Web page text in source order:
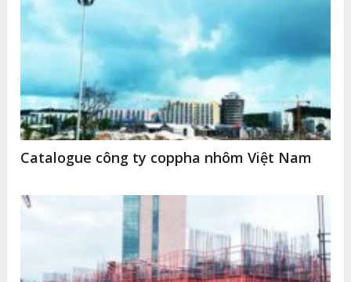
Catalogue công ty coppha nhôm Việt Nam